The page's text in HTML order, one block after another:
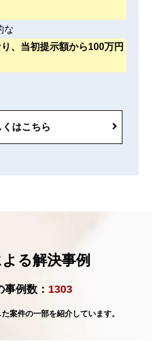
な
、当初提示額から100万円
くはこちら
る解決事例
例数： 1303
案件の一部を紹介しています。